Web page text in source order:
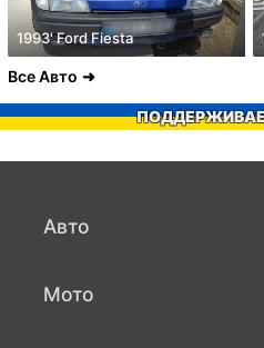
1993' Ford Fiesta
Все Авто
Авто
Мото